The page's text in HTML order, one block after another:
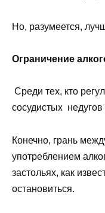
Но, разумеется,
Ограничение
Среди тех, кто
сосудистых
Конечно, грань
употреблением
застольях, как
остановиться.